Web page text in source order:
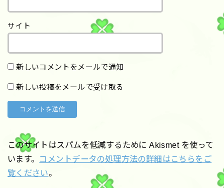
サイト
新しいコメントをメールで通知
新しい投稿をメールで受け取る
このサイトはスパムを低減するために Akismet を使って
います。 コメントデータの処理方法の詳細はこちらをご
覧ください。